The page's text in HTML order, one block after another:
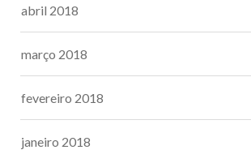
abril 2018
março 2018
fevereiro 2018
janeiro 2018